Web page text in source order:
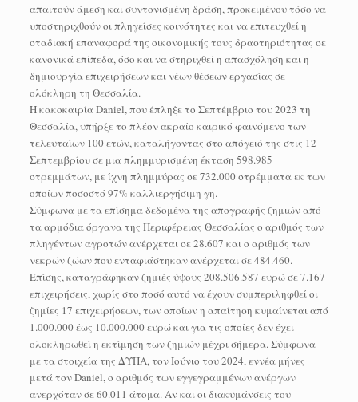
απαιτούν άμεση και συντονισμένη δράση, προκειμένου τόσο να
υποστηριχθούν οι πληγείσες κοινότητες και να επιτευχθεί η
σταδιακή επαναφορά της οικονομικής τους δραστηριότητας σε
κανονικά επίπεδα, όσο και να στηριχθεί η απασχόληση και η
δημιουργία επιχειρήσεων και νέων θέσεων εργασίας σε
ολόκληρη τη Θεσσαλία.
Η κακοκαιρία Daniel, που έπληξε το Σεπτέμβριο του 2023 τη
Θεσσαλία, υπήρξε το πλέον ακραίο καιρικό φαινόμενο των
τελευταίων 100 ετών, καταλήγοντας στο απόγειό της στις 12
Σεπτεμβρίου σε μια πλημμυρισμένη έκταση 598.985
στρεμμάτων, με ίχνη πλημμύρας σε 732.000 στρέμματα εκ των
οποίων ποσοστό 97% καλλιεργήσιμη γη.
Σύμφωνα με τα επίσημα δεδομένα της απογραφής ζημιών από
τα αρμόδια όργανα της Περιφέρειας Θεσσαλίας ο αριθμός των
πληγέντων αγροτών ανέρχεται σε 28.607 και ο αριθμός των
νεκρών ζώων που ενταφιάστηκαν ανέρχεται σε 484.460.
Επίσης, καταγράφηκαν ζημιές ύψους 208.506.587 ευρώ σε 7.167
επιχειρήσεις, χωρίς στο ποσό αυτό να έχουν συμπεριληφθεί οι
ζημίες 17 επιχειρήσεων, των οποίων η απαίτηση κυμαίνεται από
1.000.000 έως 10.000.000 ευρώ και για τις οποίες δεν έχει
ολοκληρωθεί η εκτίμηση των ζημιών μέχρι σήμερα. Σύμφωνα
με τα στοιχεία της ΔΥΠΑ, τον Ιούνιο του 2024, εννέα μήνες
μετά τον Daniel, ο αριθμός των εγγεγραμμένων ανέργων
ανερχόταν σε 60.011 άτομα. Αν και οι διακυμάνσεις του